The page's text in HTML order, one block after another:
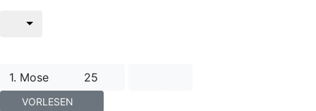
1. Mose 25
VORLESEN